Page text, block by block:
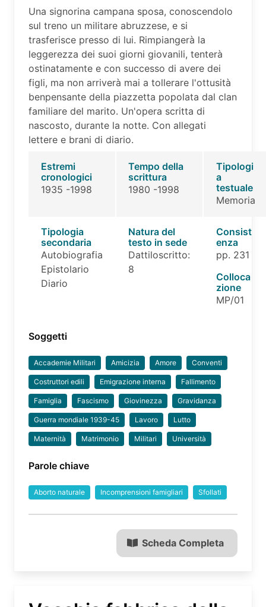
Una signorina campana sposa, conoscendolo
sul treno un militare abruzzese, e si
trasferisce presso di lui. Rimpiangerà la
leggerezza dei suoi giorni giovanili, tenterà
ostinatamente e con successo di avere dei
figli, ma non arriverà mai a tollerare l'ottusità
benpensante della piazzetta popolata dal clan
familiare del marito. Un'opera scritta di
nascosto, durante la notte. Con allegati
lettere e brani di diario.
Estremi
cronologici
1935 -1998
Tempo della
scrittura
1980 -1998
Tipologi
a
testuale
Memoria
Tipologia
secondaria
Autobiografia
Epistolario
Diario
Natura del
testo in sede
Dattiloscritto:
8
Consist
enza
pp. 231
Colloca
zione
MP/01
Soggetti
Accademie Militari Amicizia Amore Conventi
Costruttori edili Emigrazione interna Fallimento
Famiglia Fascismo Giovinezza Gravidanza
Guerra mondiale 1939-45 Lavoro Lutto
Maternità Matrimonio Militari Università
Parole chiave
Aborto naturale Incomprensioni famigliari Sfollati
Scheda Completa